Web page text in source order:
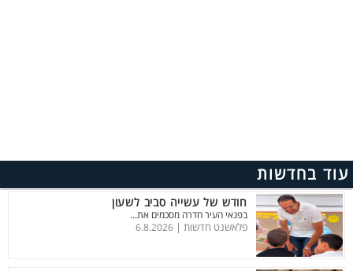
עוד בחדשות
חודש של עשייה סביב לשעון
בפנאי העיר חדרה מסכמים את...
פלאשנט חדשות | 6.8.2026